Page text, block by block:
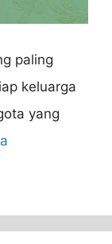
paling
keluarga
yang